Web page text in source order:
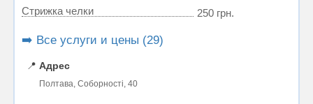
Стрижка челки 250 грн.
➡️ Все услуги и цены (29)
📍 Адрес
Полтава, Соборності, 40